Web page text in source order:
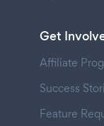
Get
Affiliate
Success
Feature